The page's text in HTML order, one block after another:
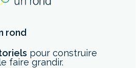
rond
pour construire
faire grandir.